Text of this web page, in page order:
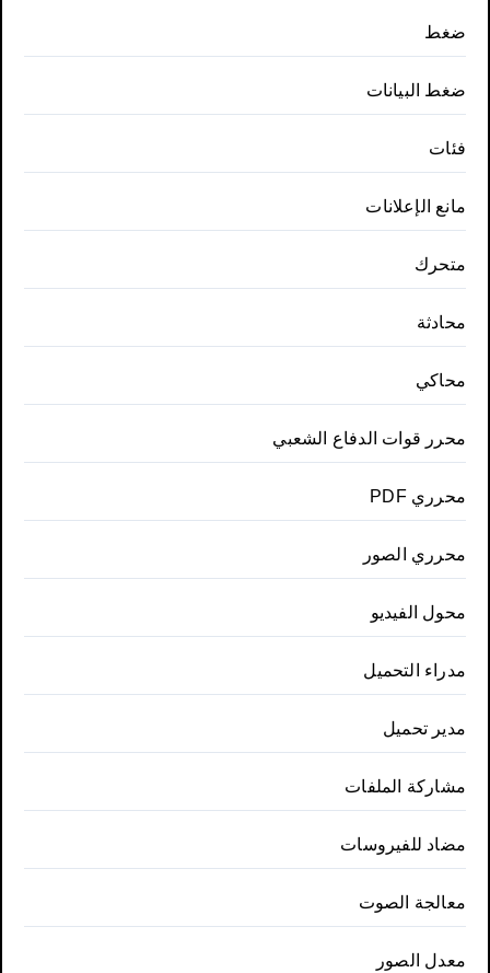
ضغط
ضغط البيانات
فئات
مانع الإعلانات
متحرك
محادثة
محاكي
محرر قوات الدفاع الشعبي
محرري PDF
محرري الصور
محول الفيديو
مدراء التحميل
مدير تحميل
مشاركة الملفات
مضاد للفيروسات
معالجة الصوت
معدل الصور